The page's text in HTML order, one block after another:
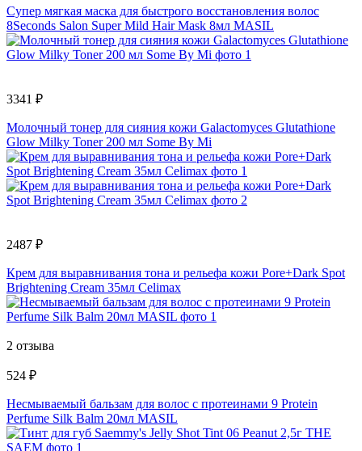
Супер мягкая маска для быстрого восстановления волос
8Seconds Salon Super Mild Hair Mask 8мл MASIL
3341 ₽
Молочный тонер для сияния кожи Galactomyces Glutathione
Glow Milky Toner 200 мл Some By Mi
2487 ₽
Крем для выравнивания тона и рельефа кожи Pore+Dark Spot
Brightening Cream 35мл Celimax
2 отзыва
524 ₽
Несмываемый бальзам для волос с протеинами 9 Protein
Perfume Silk Balm 20мл MASIL